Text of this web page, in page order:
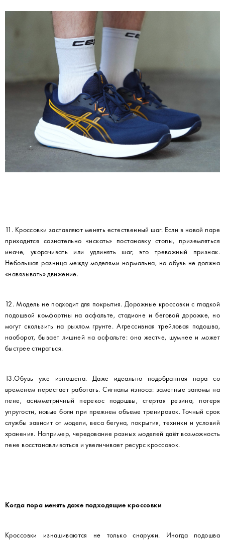
11. Кроссовки заставляют менять естественный шаг. Если в новой паре
приходится сознательно «искать» постановку стопы, приземляться
иначе, укорачивать или удлинять шаг, это тревожный признак.
Небольшая разница между моделями нормальна, но обувь не должна
«навязывать» движение.
12. Модель не подходит для покрытия. Дорожные кроссовки с гладкой
подошвой комфортны на асфальте, стадионе и беговой дорожке, но
могут скользить на рыхлом грунте. Агрессивная трейловая подошва,
наоборот, бывает лишней на асфальте: она жестче, шумнее и может
быстрее стираться.
13.Обувь уже изношена. Даже идеально подобранная пара со
временем перестает работать. Сигналы износа: заметные заломы на
пене, асимметричный перекос подошвы, стертая резина, потеря
упругости, новые боли при прежнем объеме тренировок. Точный срок
службы зависит от модели, веса бегуна, покрытия, техники и условий
хранения. Например, чередование разных моделей даёт возможность
пене восстанавливаться и увеличивает ресурс кроссовок.
Когда пора менять даже подходящие кроссовки
Кроссовки изнашиваются не только снаружи. Иногда подошва